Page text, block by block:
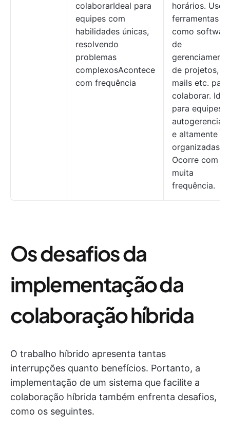
colaborarIdeal para
equipes com
habilidades únicas,
resolvendo
problemas
complexosAcontece
com frequência
horários. Use
ferramentas
como
de
gerenciamento
de projetos, e-
mails etc. para
colaborar.
para equipes
e altamente
organizadas.
Ocorre com
muita
frequência.
Os desafios da
implementação da
colaboração híbrida
O trabalho híbrido apresenta tantas
interrupções quanto benefícios. Portanto, a
implementação de um sistema que facilite a
colaboração híbrida também enfrenta desafios,
como os seguintes.